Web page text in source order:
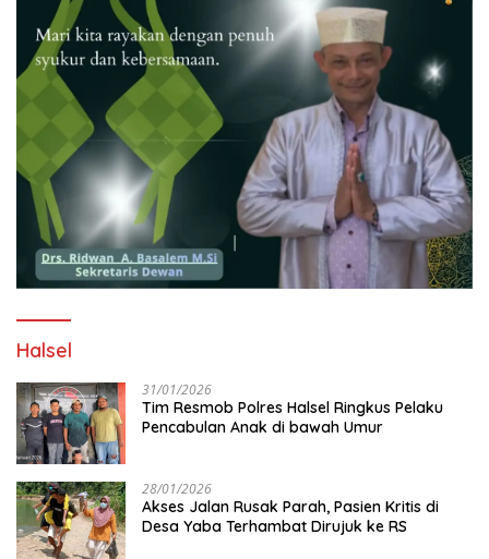
Halsel
31/01/2026
Tim Resmob Polres Halsel Ringkus Pelaku
Pencabulan Anak di bawah Umur
28/01/2026
Akses Jalan Rusak Parah, Pasien Kritis di
Desa Yaba Terhambat Dirujuk ke RS